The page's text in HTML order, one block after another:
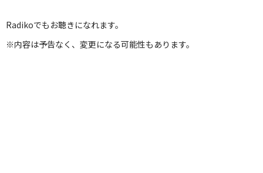
Radikoでもお聴きになれます。
※内容は予告なく、変更になる可能性もあります。